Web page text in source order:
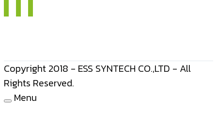
Copyright 2018 - ESS SYNTECH CO.,LTD - All
Rights Reserved.
Menu